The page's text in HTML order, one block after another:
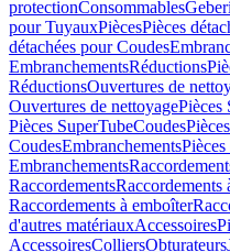
protectionConsommables
pour TuyauxPiècesPièces
détachées pour Coudes
EmbranchementsRéductions
RéductionsOuvertures de
Ouvertures de nettoyagePièces
Pièces SuperTubeCoudes
CoudesEmbranchements
Embranchements
RaccordementsRaccordements
Raccordements à emboîter
d'autres matériauxAccessoires
AccessoiresColliersObturateurs